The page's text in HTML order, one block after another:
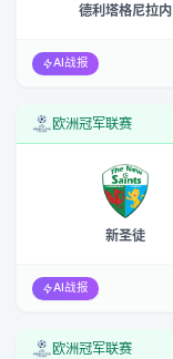
德利塔格尼拉内
AI战报
欧洲冠军联赛
新圣徒
AI战报
欧洲冠军联赛